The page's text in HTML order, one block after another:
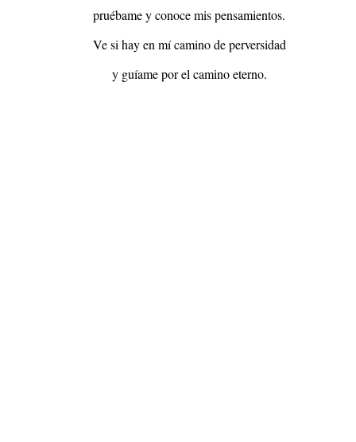
pruébame y conoce mis pensamientos.
Ve si hay en mí camino de perversidad
y guíame por el camino eterno.